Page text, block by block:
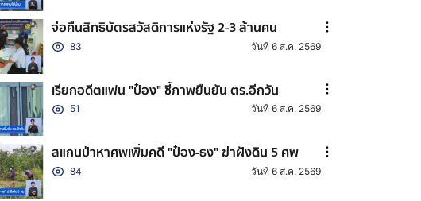
จ่อคืนสิทธิบัตรสวัสดิการแห่งรัฐ 2-3 ล้านคน
83 วันที่ 6 ส.ค. 2569
เรียกอดีตแฟน "ป๋อง" ชี้ภาพยืนยัน ตร.อีกวัน
51 วันที่ 6 ส.ค. 2569
สแกนป่าหาศพเพิ่มคดี "ป๋อง-ธง" ฆ่าฝังดิน 5 ศพ
84 วันที่ 6 ส.ค. 2569